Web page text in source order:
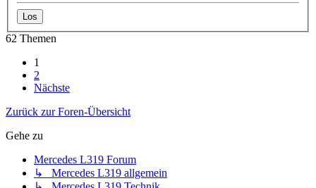
62 Themen
1
2
Nächste
Zurück zur Foren-Übersicht
Gehe zu
Mercedes L319 Forum
↳ Mercedes L319 allgemein